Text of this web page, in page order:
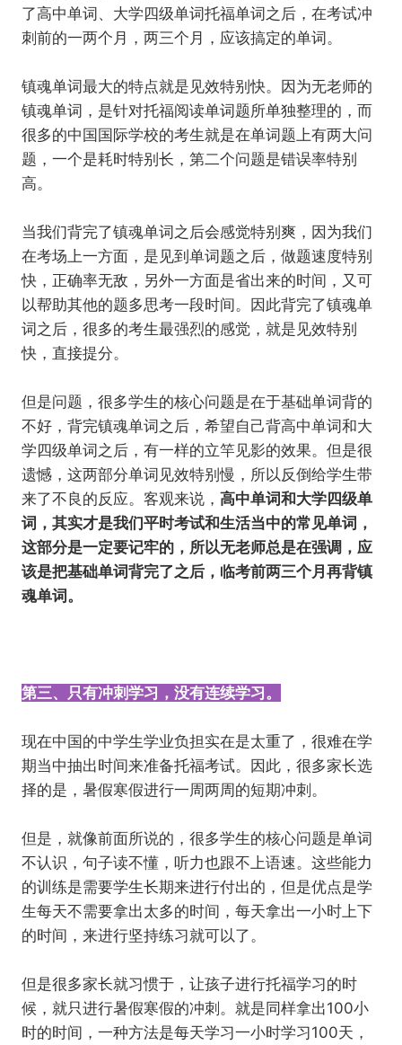
了高中单词、大学四级单词托福单词之后，在考试冲
刺前的一两个月，两三个月，应该搞定的单词。
镇魂单词最大的特点就是见效特别快。因为无老师的
镇魂单词，是针对托福阅读单词题所单独整理的，而
很多的中国国际学校的考生就是在单词题上有两大问
题，一个是耗时特别长，第二个问题是错误率特别
高。
当我们背完了镇魂单词之后会感觉特别爽，因为我们
在考场上一方面，是见到单词题之后，做题速度特别
快，正确率无敌，另外一方面是省出来的时间，又可
以帮助其他的题多思考一段时间。因此背完了镇魂单
词之后，很多的考生最强烈的感觉，就是见效特别
快，直接提分。
但是问题，很多学生的核心问题是在于基础单词背的
不好，背完镇魂单词之后，希望自己背高中单词和大
学四级单词之后，有一样的立竿见影的效果。但是很
遗憾，这两部分单词见效特别慢，所以反倒给学生带
来了不良的反应。客观来说， 高中单词和大学四级单
词，其实才是我们平时考试和生活当中的常见单词，
这部分是一定要记牢的，所以无老师总是在强调，应
该是把基础单词背完了之后，临考前两三个月再背镇
魂单词。
第三、只有冲刺学习，没有连续学习。
现在中国的中学生学业负担实在是太重了，很难在学
期当中抽出时间来准备托福考试。因此，很多家长选
择的是，暑假寒假进行一周两周的短期冲刺。
但是，就像前面所说的，很多学生的核心问题是单词
不认识，句子读不懂，听力也跟不上语速。这些能力
的训练是需要学生长期来进行付出的，但是优点是学
生每天不需要拿出太多的时间，每天拿出一小时上下
的时间，来进行坚持练习就可以了。
但是很多家长就习惯于，让孩子进行托福学习的时
候，就只进行暑假寒假的冲刺。就是同样拿出100小
时的时间，一种方法是每天学习一小时学习100天，